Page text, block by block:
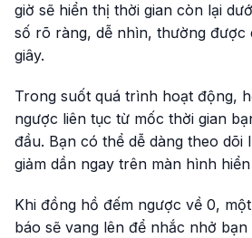
giờ sẽ hiển thị thời gian còn lại
số rõ ràng, dễ nhìn, thường được
giây.
Trong suốt quá trình hoạt động,
ngược liên tục từ mốc thời gian
đầu. Bạn có thể dễ dàng theo dõi
giảm dần ngay trên màn hình
Khi đồng hồ đếm ngược về 0,
báo sẽ vang lên để nhắc nhở